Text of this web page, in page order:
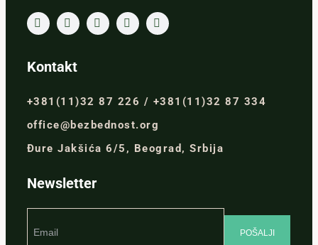
Kontakt
+381(11)32 87 226 / +381(11)32 87 334
office@bezbednost.org
Đure Jakšića 6/5, Beograd, Srbija
Newsletter